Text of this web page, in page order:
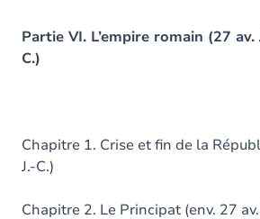
Partie VI. L’empire romain (27 av.
C.)
Chapitre 1. Crise et fin de la
J.-C.)
Chapitre 2. Le Principat (env. 27 av.